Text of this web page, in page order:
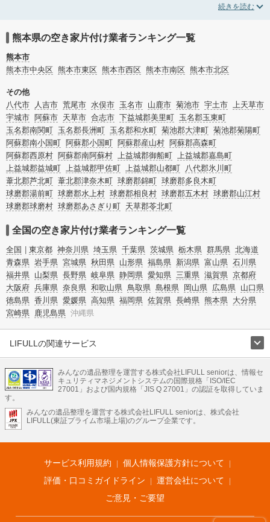
片付けや、相続したが住む予定のない親の家の不用品の処分・回収・引き取りま
み条件を利用し検索してみましょう。
また家一軒まるごとの掃除方法・空家対策特別措置法の法改正に伴う空き家の片
付けについての情報も豊富です。
熊本県の空き家片付け業者ランキング一覧
熊本市
熊本市中央区
熊本市東区 熊本市西区 熊本市南区 熊本市北区
その他
八代市
人吉市 荒尾市 水俣市 玉名市 山鹿市 菊池市 宇土市 上天草市
宇城市 阿蘇市 天草市 合志市 下益城郡美里町 玉名郡玉東町
玉名郡南関町 玉名郡長洲町 玉名郡和水町 菊池郡大津町 菊池郡菊陽町
阿蘇郡南小国町 阿蘇郡小国町 阿蘇郡産山村 阿蘇郡高森町
阿蘇郡西原村 阿蘇郡南阿蘇村 上益城郡御船町 上益城郡嘉島町
上益城郡益城町 上益城郡甲佐町 上益城郡山都町 八代郡氷川町
葦北郡芦北町 葦北郡津奈木町 球磨郡錦町 球磨郡多良木町
球磨郡湯前町 球磨郡水上村 球磨郡相良村 球磨郡五木村 球磨郡山江村
球磨郡球磨村 球磨郡あさぎり町 天草郡苓北町
全国の空き家片付け業者ランキング一覧
全国 東京都 神奈川県 埼玉県 千葉県 茨城県 栃木県 群馬県 北海道
青森県 岩手県 宮城県 秋田県 山形県 福島県 新潟県 富山県 石川県
福井県 山梨県 長野県 岐阜県 静岡県 愛知県 三重県 滋賀県 京都府
大阪府 兵庫県 奈良県 和歌山県 鳥取県 島根県 岡山県 広島県 山口県
徳島県 香川県 愛媛県 高知県 福岡県 佐賀県 長崎県 熊本県 大分県
宮崎県 鹿児島県 沖縄県
LIFULLの関連サービス
不動産・住宅
引越し 老人ホーム 地方創生 ママの就労支援
不動産クラウドファンディング 遺品整理 老後の暮らし情報
LIFULL HOME'Sのサービス
不動産・住宅
不動産査定 マンション専門売却査定 不動産投資 アドバイザー
不動産アーカイブ
空き家バンク 家賃相場 不動産会社
まちむすび
不動産用語集 住まいのお役立ち情報
LIFULL HOME'S PRESS
アプリ 不動産データ 不動産転職
みんなの遺品整理を運営する株式会社LIFULL seniorは、情報セ
キュリティマネジメントシステムの国際規格「ISO/IEC
27001」および国内規格「JIS Q 27001」の認証を取得していま
す。
みんなの遺品整理を運営する株式会社LIFULL seniorは、株式会社
LIFULL(東証プライム市場上場)のグループ企業です。
サービス利用規約
個人情報保護方針について
評価・口コミガイドライン
運営会社について
ご意見・ご要望